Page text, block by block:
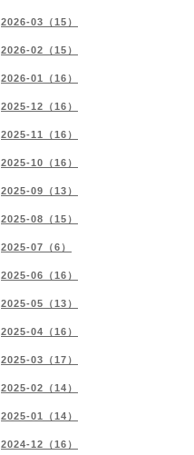
2026-03（15）
2026-02（15）
2026-01（16）
2025-12（16）
2025-11（16）
2025-10（16）
2025-09（13）
2025-08（15）
2025-07（6）
2025-06（16）
2025-05（13）
2025-04（16）
2025-03（17）
2025-02（14）
2025-01（14）
2024-12（16）